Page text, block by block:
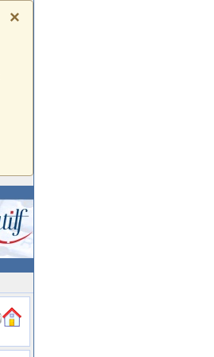
×